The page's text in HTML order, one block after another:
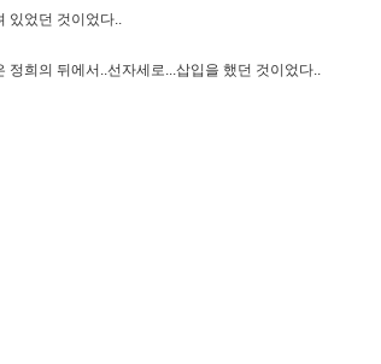
있었던 것이었다..
희의 뒤에서..선자세로...삽입을 했던 것이었다..